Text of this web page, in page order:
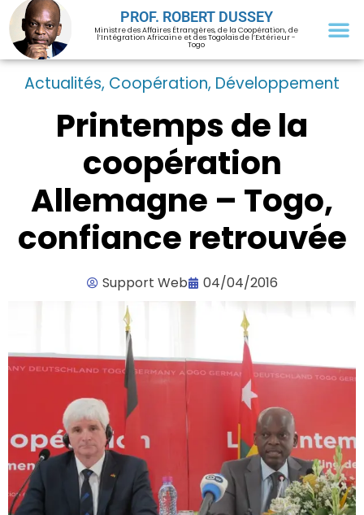
PROF. ROBERT DUSSEY
Ministre des Affaires Étrangères, de la Coopération, de
l’Intégration Africaine et des Togolais de l’Extérieur -
Togo
Actualités, Coopération, Développement
Printemps de la
coopération
Allemagne – Togo,
confiance retrouvée
Support Web 04/04/2016